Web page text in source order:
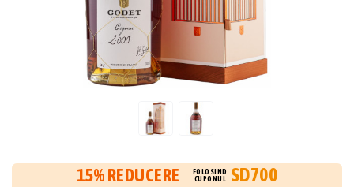
15% REDUCERE
FOLOSIND
CUPONUL
SD700